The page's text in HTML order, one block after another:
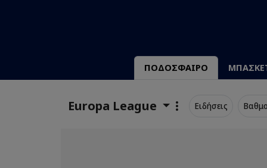
ΠΟΔΟΣΦΑΙΡΟ
Europa League Ειδήσεις